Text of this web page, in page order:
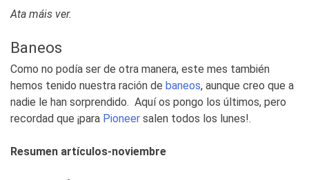
Ata máis ver.
Baneos
Como no podía ser de otra manera, este mes también
hemos tenido nuestra ración de baneos, aunque creo que a
nadie le han sorprendido. Aquí os pongo los últimos, pero
recordad que ¡para Pioneer salen todos los lunes!.
Resumen artículos-noviembre